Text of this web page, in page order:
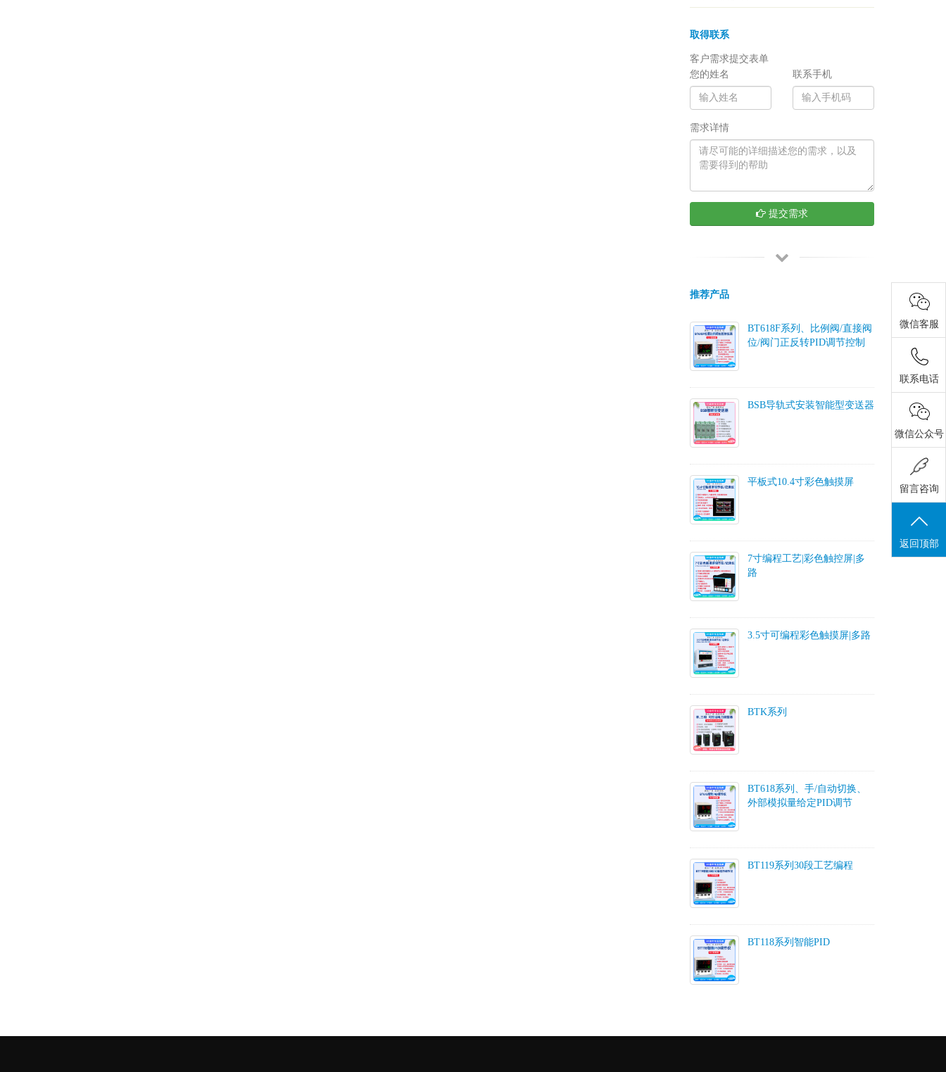
取得联系
客户需求提交表单
您的姓名
联系手机
需求详情
提交需求
推荐产品
BT618F系列、比例阀/直接阀
位/阀门正反转PID调节控制
BSB导轨式安装智能型变送器
平板式10.4寸彩色触摸屏
7寸编程工艺|彩色触控屏|多
路
3.5寸可编程彩色触摸屏|多路
BTK系列
BT618系列、手/自动切换、
外部模拟量给定PID调节
BT119系列30段工艺编程
BT118系列智能PID
微信客服
联系电话
微信公众号
留言咨询
返回顶部